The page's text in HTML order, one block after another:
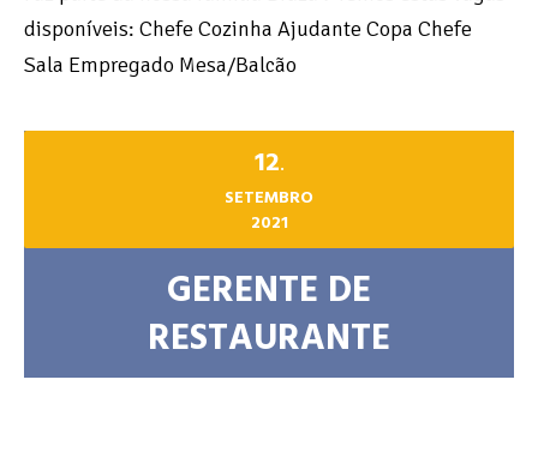
disponíveis: Chefe Cozinha Ajudante Copa Chefe
Sala Empregado Mesa/Balcão
12.
SETEMBRO
2021
GERENTE DE
RESTAURANTE